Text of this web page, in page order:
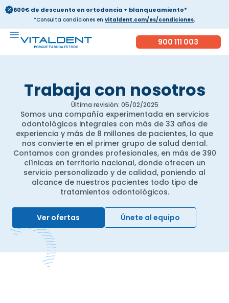
600€ de descuento en ortodoncia + blanqueamiento*
*Consulta condiciones en vitaldent.com/es/condiciones.
900 111 003
Trabaja con nosotros
Última revisión: 05/02/2025
Somos una compañía experimentada en servicios
odontológicos integrales con más de 33 años de
experiencia y más de 8 millones de pacientes, lo que
nos convierte en el primer grupo de salud dental.
Contamos con grandes profesionales, en más de 390
clínicas en territorio nacional, donde ofrecen un
servicio personalizado y de calidad, poniendo al
alcance de nuestros pacientes todo tipo de
tratamientos odontológicos.
Ver ofertas Únete al equipo